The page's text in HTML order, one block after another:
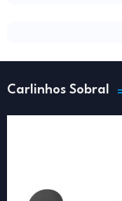
Carlinhos Sobral